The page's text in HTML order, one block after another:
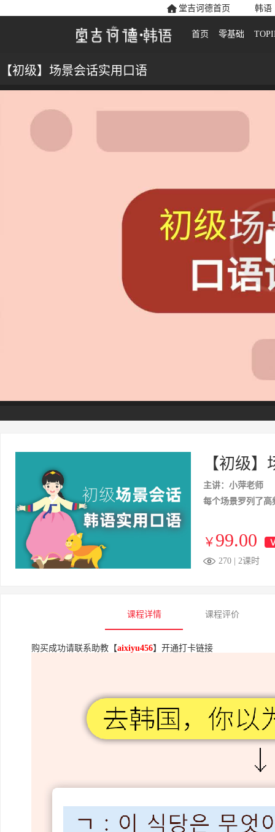
堂吉诃德首页 韩语
首页 零基础
【初级】场景会话实用口语
【初级
主讲：小萍老师
每个场景罗列了高
￥ 99.00
270 | 2课时
课程详情 课程评价
购买成功请联系助教【aixiyu456】开通打卡链接